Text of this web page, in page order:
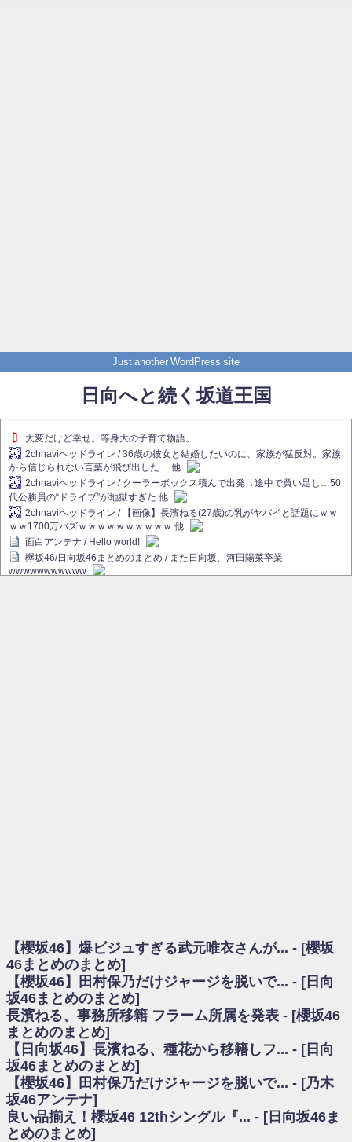
Just another WordPress site
日向へと続く坂道王国
大変だけど幸せ。等身大の子育て物語。
2chnaviヘッドライン / 36歳の彼女と結婚したいのに、家族が猛反対。家族
から信じられない言葉が飛び出した… 他
2chnaviヘッドライン / クーラーボックス積んで出発→途中で買い足し…50
代公務員の“ドライブ”が地獄すぎた 他
2chnaviヘッドライン / 【画像】長濱ねる(27歳)の乳がヤバイと話題にｗｗ
ｗｗ1700万バズｗｗｗｗｗｗｗｗｗｗ 他
面白アンテナ / Hello world!
欅坂46/日向坂46まとめのまとめ / また日向坂、河田陽菜卒業
wwwwwwwwwww
日向坂46まとめのまとめ / 【日向坂46】富田鈴花1st写真集、発売記念記者
会見の模様がこちら！
乃木坂欅坂まとめのまとめ / 【日向坂46】河田陽菜卒業の影響、ガチでデ
カそう...
欅坂あんてな ～欅坂46のニュース・情報・話題をピックアップ / れなッ
ピーズ集結！櫻坂46守屋麗奈×遠藤理子、8/6「ラヴィット！」水曜スタジオ出
演決定
欅坂/日向坂46まとめのまとめ / 【櫻坂46】田村保乃だけジャージを脱いで
いた理由
日向坂46まとめのまとめ / 【日向坂46】若林さん「笑えないぐらい師匠だ
から」佐々木久美と卒業後初の共演の様子がこちら！【激レアさん】
日向坂46まとめのまとめ / 【元日向坂46】情報解禁前で言えない！？丹生
ちゃん、メンバーと会った模様
乃木坂欅坂まとめのまとめ / 【日向坂46】この月、何かあるのか！？『お
【櫻坂46】爆ビジュすぎる武元唯衣さんが... - [櫻坂
46まとめのまとめ]
【櫻坂46】田村保乃だけジャージを脱いで... - [日向
坂46まとめのまとめ]
長濱ねる、事務所移籍 フラーム所属を発表 - [櫻坂46
まとめのまとめ]
【日向坂46】長濱ねる、種花から移籍しフ... - [日向
坂46まとめのまとめ]
【櫻坂46】田村保乃だけジャージを脱いで... - [乃木
坂46アンテナ]
良い品揃え！櫻坂46 12thシングル『... - [日向坂46ま
とめのまとめ]